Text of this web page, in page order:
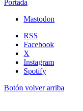
Portada
Mastodon
RSS
Facebook
X
Instagram
Spotify
Botón volver arriba